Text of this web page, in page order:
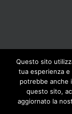
BOLIS ITALIA
(LC) - ITALY Tel:
Questo sito
tua esperienza e
potrebbe anche
questo sito,
aggiornato la